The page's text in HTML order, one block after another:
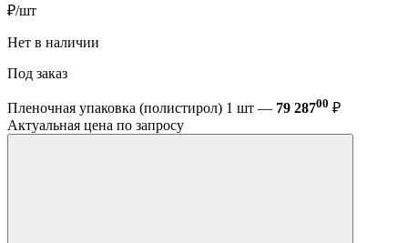
₽/шт
Нет в наличии
Под заказ
Пленочная упаковка (полистирол) 1 шт — 79 28700 ₽
Актуальная цена по запросу